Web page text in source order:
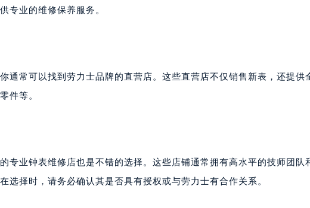
专业的维修保养服务。
通常可以找到劳力士品牌的直营店。这些直营店不仅销售新表，还提供
件等。
专业钟表维修店也是不错的选择。这些店铺通常拥有高水平的技师团队
选择时，请务必确认其是否具有授权或与劳力士有合作关系。